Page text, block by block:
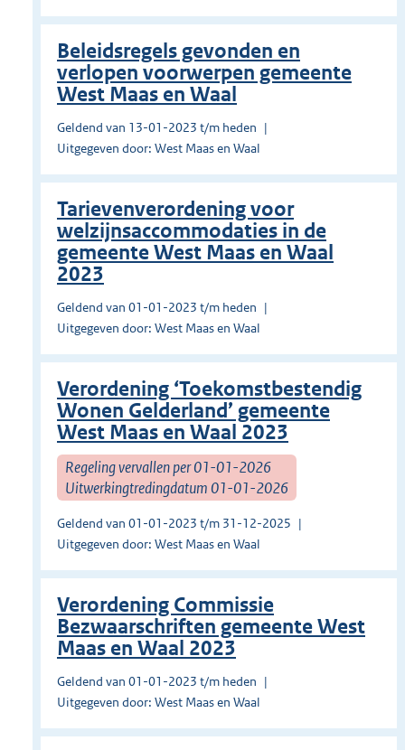
Beleidsregels gevonden en
verlopen voorwerpen gemeente
West Maas en Waal
Geldend van 13-01-2023 t/m heden
Uitgegeven door: West Maas en Waal
Tarievenverordening voor
welzijnsaccommodaties in de
gemeente West Maas en Waal
2023
Geldend van 01-01-2023 t/m heden
Uitgegeven door: West Maas en Waal
Verordening ‘Toekomstbestendig
Wonen Gelderland’ gemeente
West Maas en Waal 2023
Regeling vervallen per 01-01-2026
Uitwerkingtredingdatum 01-01-2026
Geldend van 01-01-2023 t/m 31-12-2025
Uitgegeven door: West Maas en Waal
Verordening Commissie
Bezwaarschriften gemeente West
Maas en Waal 2023
Geldend van 01-01-2023 t/m heden
Uitgegeven door: West Maas en Waal